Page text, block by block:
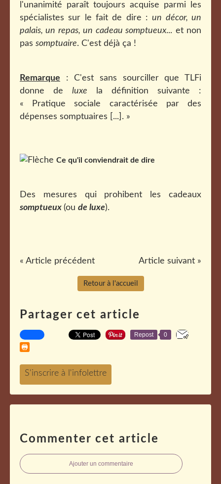
l'unanimité paraît toujours acquise parmi les
spécialistes sur le fait de dire :un décor, un
palais, un repas, un cadeau somptueux... et non
pas somptuaire. C'est déjà ça !
Remarque : C'est sans sourciller que TLFi
donne de luxe la définition suivante :
« Pratique sociale caractérisée par des
dépenses somptuaires [...]. »
Ce qu'il conviendrait de dire
Des mesures qui prohibent les cadeaux
somptueux (ou de luxe).
« Article précédent Article suivant »
Retour à l'accueil
Partager cet article
Repost 0
Commenter cet article
Ajouter un commentaire